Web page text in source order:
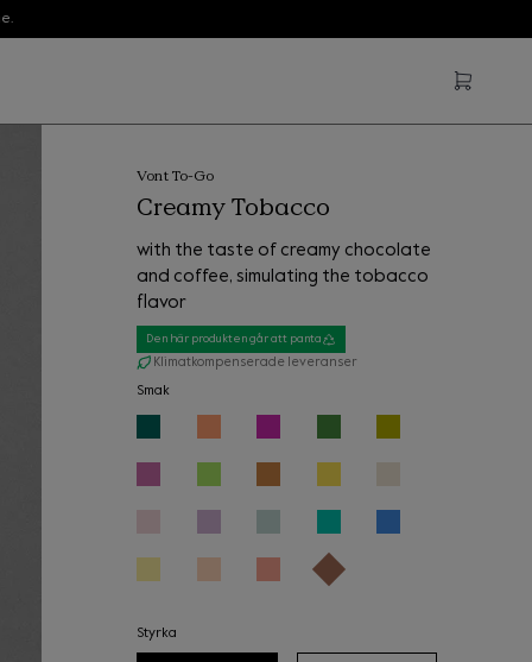
Vont To-Go
Creamy Tobacco
with the taste of creamy chocolate
and coffee, simulating the tobacco
flavor
Den här produkten går att panta
Klimatkompenserade leveranser
Smak
Styrka